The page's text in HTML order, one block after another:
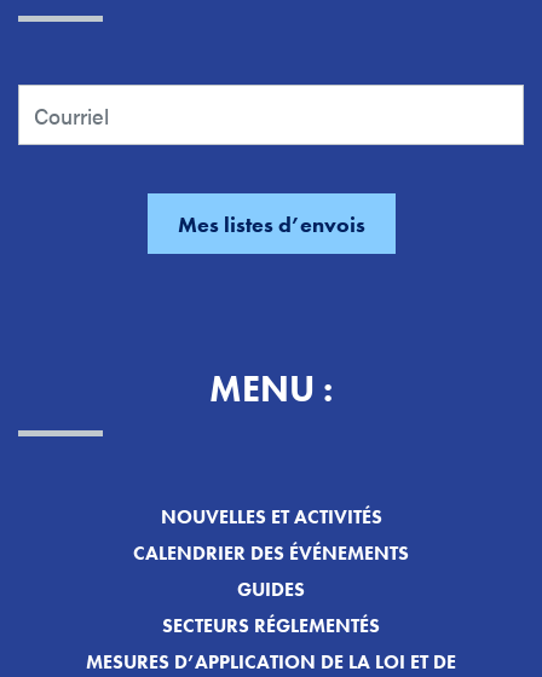
MENU :
NOUVELLES ET ACTIVITÉS
CALENDRIER DES ÉVÉNEMENTS
GUIDES
SECTEURS RÉGLEMENTÉS
MESURES D’APPLICATION DE LA LOI ET DE